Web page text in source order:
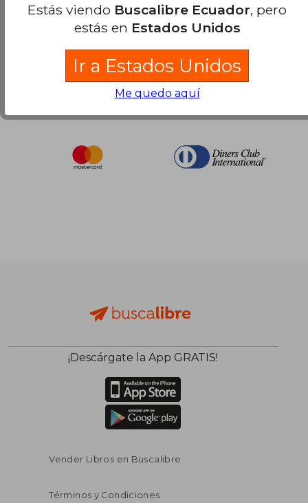
¡Descárgate la App GRATIS!
Vender Libros en Buscalibre
Términos y Condiciones
Estás viendo Buscalibre Ecuador, pero
estás en Estados Unidos
Ir a Estados Unidos
Me quedo aquí